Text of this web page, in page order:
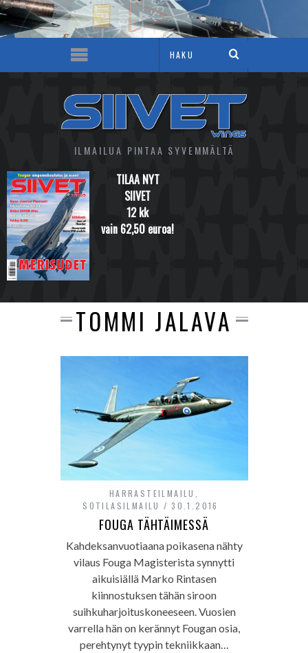
ILMAILUA PINTAA SYVEMMÄLTÄ
TILAA NYT
SIIVET
12 kk
vain 62,50 euroa!
TOMMI JALAVA
HARRASTEILMAILU
SOTILASILMAILU
30.1.2016
FOUGA TÄHTÄIMESSÄ
Kahdeksanvuotiaana poikasena nähty
vilaus Fouga Magisterista synnytti
aikuisiällä Marko Rintasen
kiinnostuksen tähän siroon
suihkuharjoituskoneeseen. Vuosien
varrella hän on kerännyt Fougan osia,
perehtynyt tyypin tekniikkaan…